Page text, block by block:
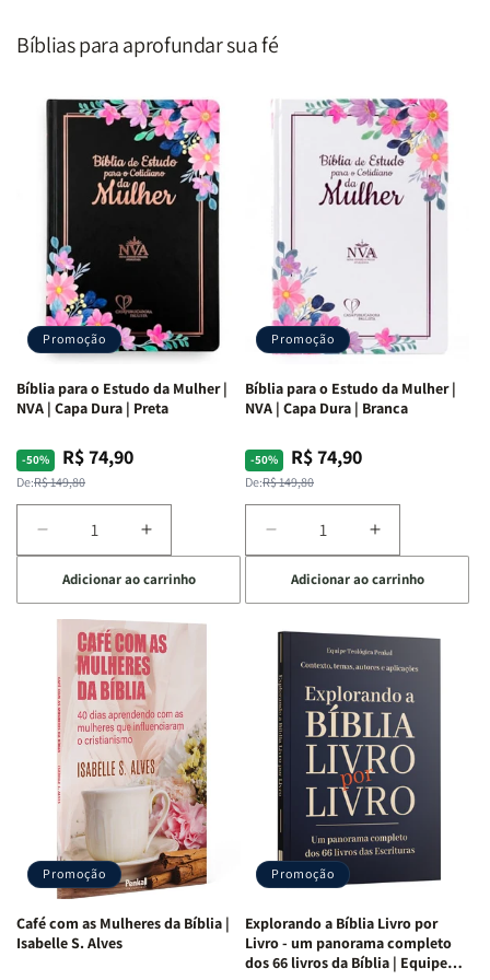
o
Coração
Deus
Ribeiro
o
Deus
|
Adriel
Ribeiro
|
Penkal
Penkal
Bíblias para aprofundar sua fé
Promoção
Bíblia para o Estudo da Mulher |
NVA | Capa Dura | Preta
-50%
Preço
normal
De:R$ 149,80
Preço
promocional
R$ 74,90
Diminuir
a
quantidade
de
Bíblia
para
Estudo
da
Mulher
NVA
Capa
Dura
|
Preta
Aumentar
a
quantidade
de
Bíblia
para
o
Estudo
da
Mulher
|
NVA
|
Capa
Dura
|
Adicionar ao carrinho
Promoção
Bíblia para o Estudo da Mulher |
NVA | Capa Dura | Branca
-50%
Preço
normal
De:R$ 149,80
Preço
promocional
R$ 74,90
Diminuir
a
quantidade
de
Bíblia
o
Estudo
da
Mulher
NVA
Capa
Dura
|
Aumentar
a
quantidade
de
Bíblia
para
o
Estudo
Mulher
|
NVA
|
Capa
Dura
|
Adicionar ao carrinho
Promoção
Café com as Mulheres da Bíblia |
Isabelle S. Alves
Promoção
Explorando a Bíblia Livro por
Livro - um panorama completo
dos 66 livros da Bíblia | Equipe